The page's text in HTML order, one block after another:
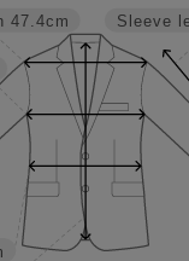
Sleeve
47.4cm